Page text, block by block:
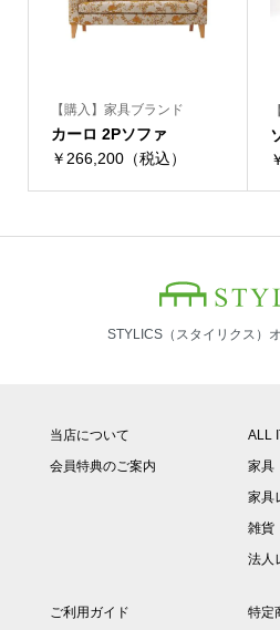
【購入】家具ブランド
カーロ 2Pソファ
￥266,200（税込）
STYLICS（スタイリクス）
当店について
会員特典のご案内
ALL
家具
家具
雑貨
法人
ご利用ガイド
特定